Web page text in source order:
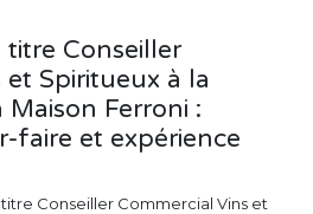
Conseiller
Spiritueux à la
Ferroni :
faire et expérience
Conseiller Commercial Vins et